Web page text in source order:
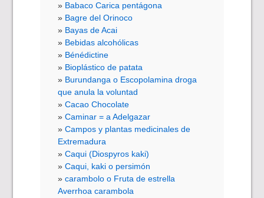
Babaco Carica pentágona
Bagre del Orinoco
Bayas de Acai
Bebidas alcohólicas
Bénédictine
Bioplástico de patata
Burundanga o Escopolamina droga
que anula la voluntad
Cacao Chocolate
Caminar = a Adelgazar
Campos y plantas medicinales de
Extremadura
Caqui (Diospyros kaki)
Caqui, kaki o persimón
carambolo o Fruta de estrella
Averrhoa carambola